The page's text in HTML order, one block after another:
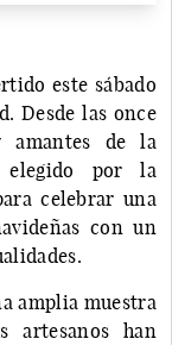
este sábado
Desde las once
amantes de la
elegido por la
celebrar una
con un
amplia muestra
artesanos han